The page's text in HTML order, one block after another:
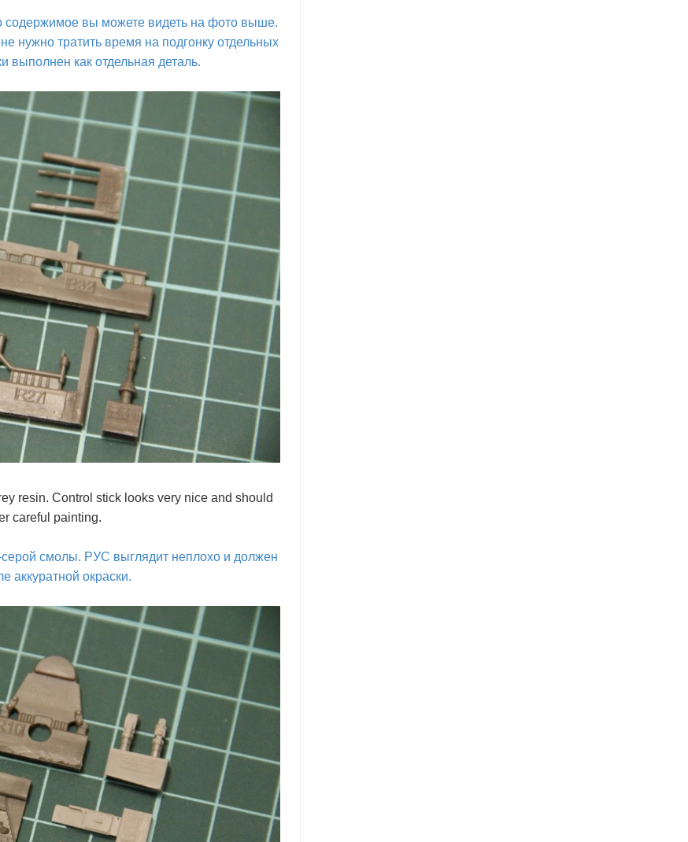
содержимое вы можете видеть на фото выше.
нужно тратить время на подгонку отдельных
выполнен как отдельная деталь.
resin. Control stick looks very nice and should
careful painting.
смолы. РУС выглядит неплохо и должен
аккуратной окраски.